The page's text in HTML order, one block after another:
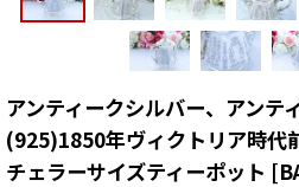
アンティークシルバー、アンテ
(925)1850年ヴィクトリア時代
チェラーサイズティーポット [